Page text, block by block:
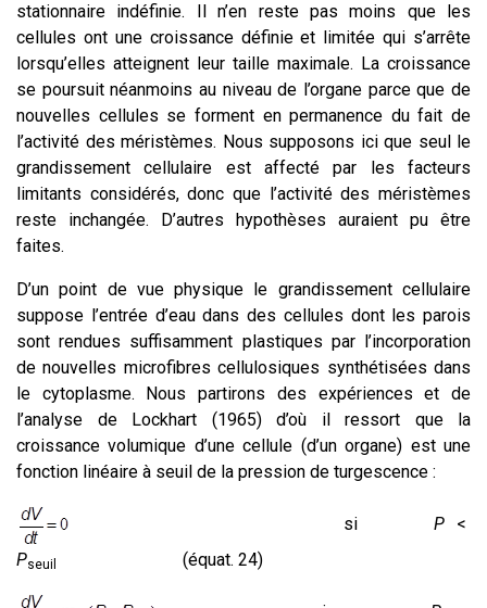
stationnaire indéfinie. Il n’en reste pas moins que les
cellules ont une croissance définie et limitée qui s’arrête
lorsqu’elles atteignent leur taille maximale. La croissance
se poursuit néanmoins au niveau de l’organe parce que de
nouvelles cellules se forment en permanence du fait de
l’activité des méristèmes. Nous supposons ici que seul le
grandissement cellulaire est affecté par les facteurs
limitants considérés, donc que l’activité des méristèmes
reste inchangée. D’autres hypothèses auraient pu être
faites.
D’un point de vue physique le grandissement cellulaire
suppose l’entrée d’eau dans des cellules dont les parois
sont rendues suffisamment plastiques par l’incorporation
de nouvelles microfibres cellulosiques synthétisées dans
le cytoplasme. Nous partirons des expériences et de
l’analyse de Lockhart (1965) d’où il ressort que la
croissance volumique d’une cellule (d’un organe) est une
fonction linéaire à seuil de la pression de turgescence :
siP <
Pseuil (équat. 24)